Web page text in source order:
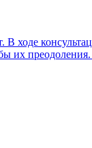
В ходе
их